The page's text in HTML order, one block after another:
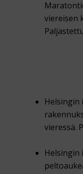
viereisen
Helsingin
vieressä.
Helsingin